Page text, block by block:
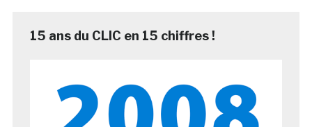
15 ans du CLIC en 15 chiffres !